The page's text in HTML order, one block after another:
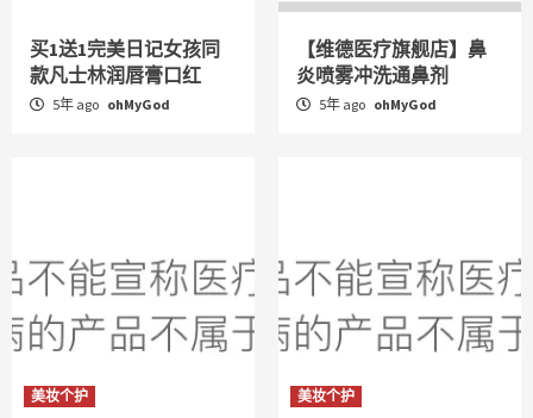
买1送1完美日记女孩同
款凡士林润唇膏口红
5年 ago ohMyGod
【维德医疗旗舰店】鼻
炎喷雾冲洗通鼻剂
5年 ago ohMyGod
美妆个护 美妆个护